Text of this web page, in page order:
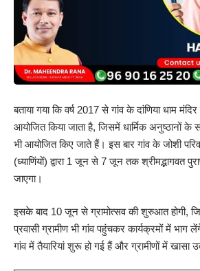
बताया गया कि वर्ष 2017 से गांव के दांणिया धाम
आयोजित किया जाता है, जिसमें धार्मिक अनुष्ठानों के
भी आयोजित किए जाते हैं। इस बार गांव के जोशी
(ध्याणिंयों) द्वारा 1 जून से 7 जून तक श्रीमद्भागवत
जाएगा।
इसके बाद 10 जून से ग्रामोत्सव की शुरुआत होगी,
प्रवासी ग्रामीण भी गांव पहुंचकर कार्यक्रमों में भाग
गांव में तैयारियां शुरू हो गई हैं और ग्रामीणों में खासा